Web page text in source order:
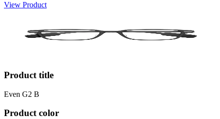
View Product
Product title
Even G2 B
Product color